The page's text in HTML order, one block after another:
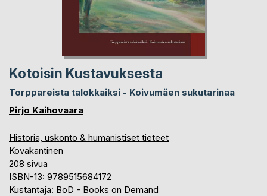
Kotoisin Kustavuksesta
Torppareista talokkaiksi ­- Koivumäen sukutarinaa
Pirjo Kaihovaara
Historia, uskonto & humanistiset tieteet
Kovakantinen
208 sivua
ISBN-13: 9789515684172
Kustantaja: BoD - Books on Demand